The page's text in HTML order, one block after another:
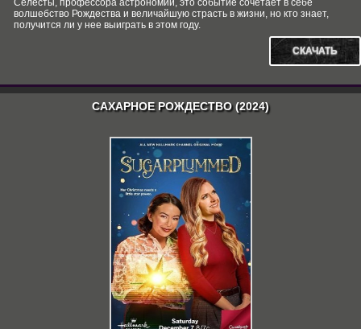
Селесты, профессора астрономии, это событие сочетает в себе
волшебство Рождества и величайшую страсть в жизни, но кто знает,
получится ли у нее выиграть в этом году.
СКАЧАТЬ
САХАРНОЕ РОЖДЕСТВО (2024)